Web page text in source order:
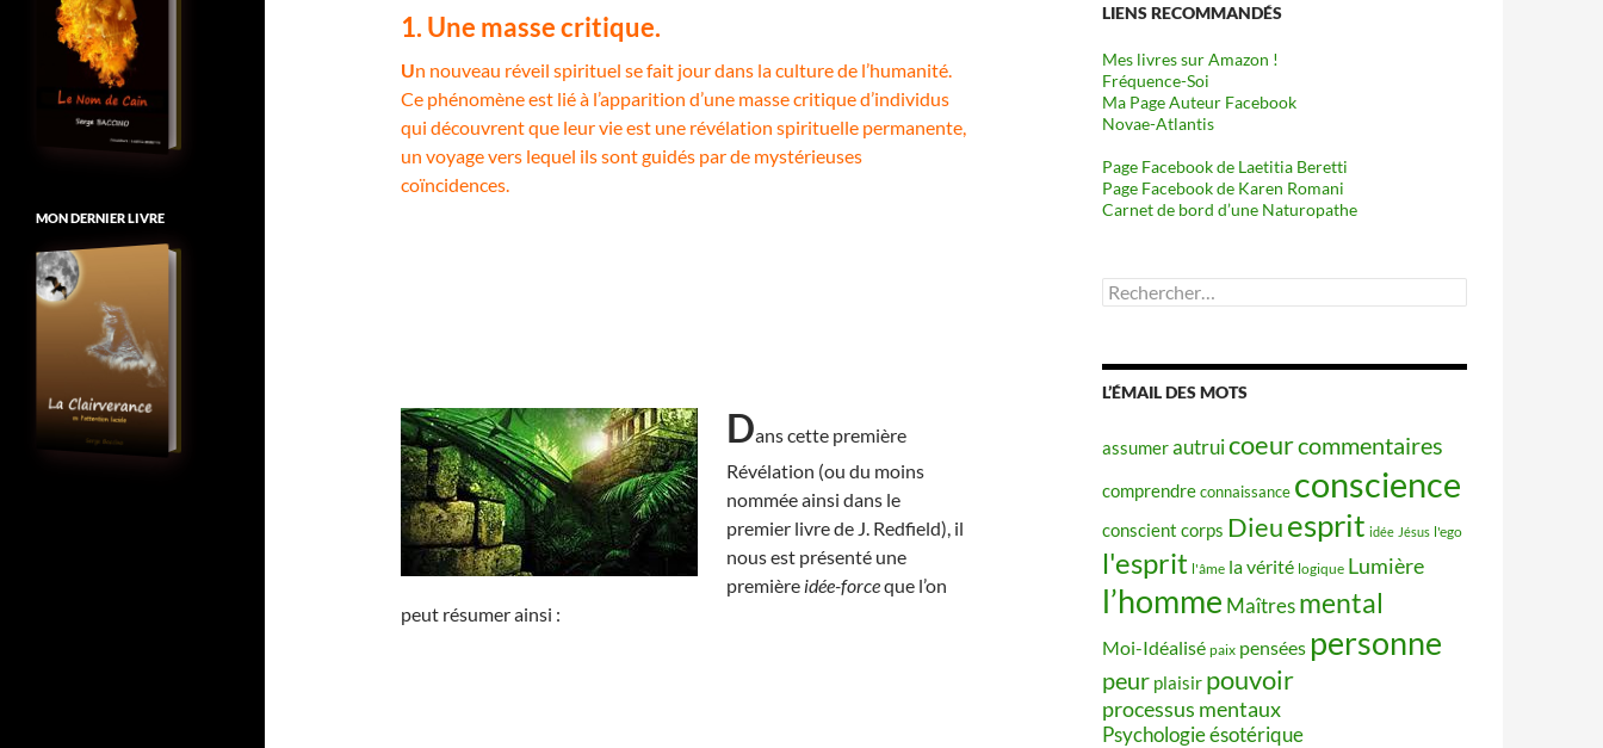
1. Une masse critique.
Un nouveau réveil spirituel se fait jour dans la culture de l’humanité.
Ce phénomène est lié à l’apparition d’une masse critique d’individus
qui découvrent que leur vie est une révélation spirituelle permanente,
un voyage vers lequel ils sont guidés par de mystérieuses
coïncidences.
Dans cette première
Révélation (ou du moins
nommée ainsi dans le
premier livre de J. Redfield), il
nous est présenté une
première idée-forceque l’on
peut résumer ainsi :
LIENS RECOMMANDÉS
Mes livres sur Amazon !
Fréquence-Soi
Ma Page Auteur Facebook
Novae-Atlantis
Page Facebook de Laetitia Beretti
Page Facebook de Karen Romani
Carnet de bord d’une Naturopathe
Rechercher :
L’ÉMAIL DES MOTS
assumerautruicoeurcommentaires
comprendreconnaissance conscience
conscient corps Dieuesprit idée Jésus l'ego
l'esprit l'âme la vérité logique Lumière
l’homme Maîtres mental
Moi-Idéalisé paix pensées personne
peur plaisir pouvoir
processus mentaux
Psychologie ésotérique
MON DERNIER LIVRE